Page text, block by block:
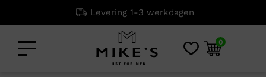
Levering 1-3 werkdagen
0